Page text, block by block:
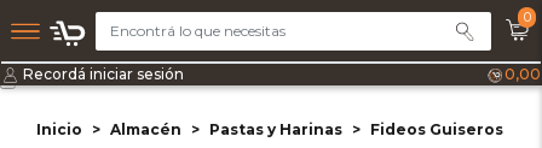
0
Recordá iniciar sesión 0,00
Inicio Almacén Pastas y Harinas Fideos Guiseros